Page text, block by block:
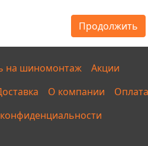
Продолжить
на шиномонтаж
Акции
О компании
Оплата